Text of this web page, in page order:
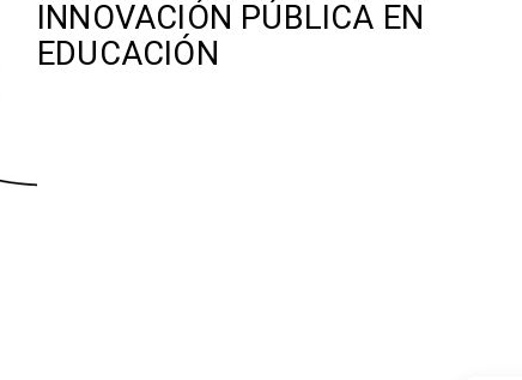
INNOVACIÓN PÚBLICA EN
EDUCACIÓN